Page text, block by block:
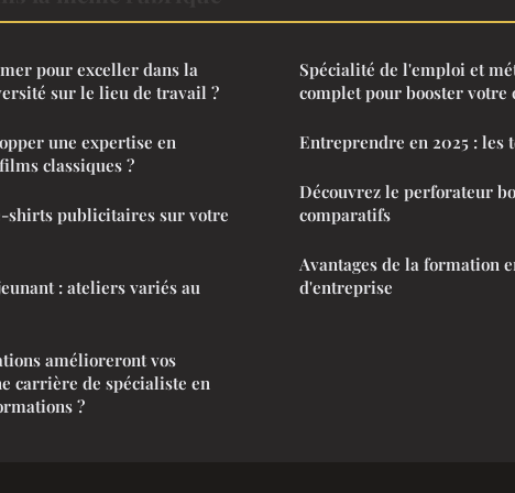
pour exceller dans la
sur le lieu de travail ?
une expertise en
classiques ?
shirts publicitaires sur votre
: ateliers variés au
amélioreront vos
carrière de spécialiste en
?
Spécialité de l'emploi et
complet pour booster votre
Entreprendre en 2025 : les
Découvrez le perforateur
comparatifs
Avantages de la formation
d'entreprise